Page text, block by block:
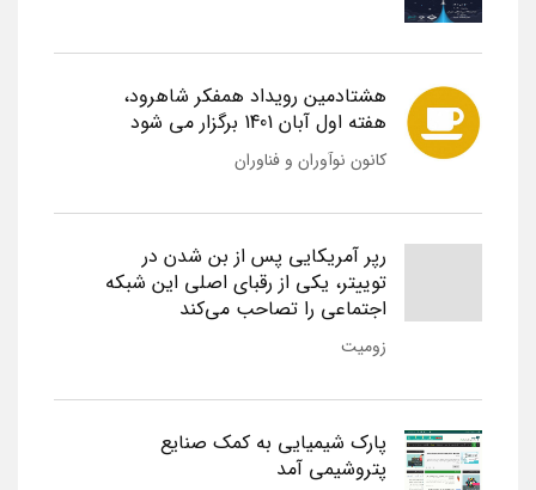
هشتادمین رویداد همفکر شاهرود،
هفته اول آبان 1401 برگزار می شود
کانون نوآوران و فناوران
رپر آمریکایی پس از بن شدن در
توییتر، یکی از رقبای اصلی این شبکه
اجتماعی را تصاحب می‌کند
زومیت
پارک شیمیایی به کمک صنایع
پتروشیمی آمد